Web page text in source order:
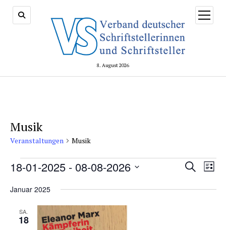
8. August 2026
Menü
öffnen
Musik
Veranstaltungen Musik
Veranstaltungen
und
SucheListe
18-01-2025 - 08-08-2026
wählen.
Januar 2025
SA.
18